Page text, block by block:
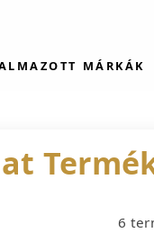
MÁRKÁK
6